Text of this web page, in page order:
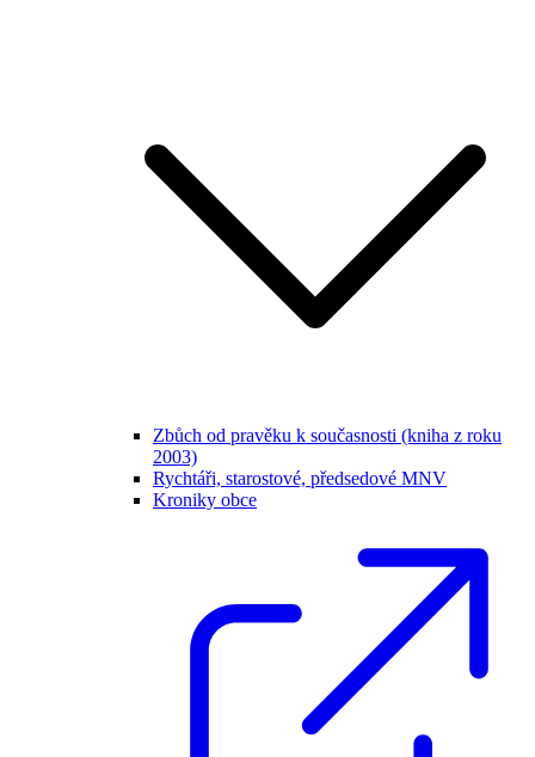
Zbůch od pravěku k současnosti (kniha z roku
2003)
Rychtáři, starostové, předsedové MNV
Kroniky obce